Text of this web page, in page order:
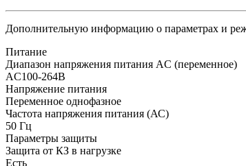
Дополнительную информацию о параметрах и
Питание
Диапазон напряжения питания AC (переменное)
AC100-264В
Напряжение питания
Переменное однофазное
Частота напряжения питания (АС)
50 Гц
Параметры защиты
Защита от КЗ в нагрузке
Есть